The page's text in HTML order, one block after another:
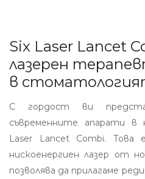
Six Laser Lancet
лазерен
в
С гордост ви
съвременните апарати
Laser Lancet Combi. Това
нискоенергиен лазер от
позволява да прилагаме